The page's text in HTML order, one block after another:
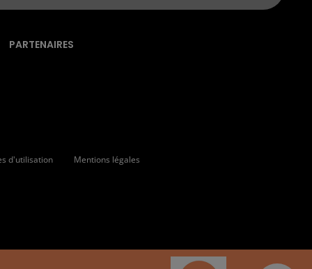
PARTENAIRES
d'utilisation Mentions légales